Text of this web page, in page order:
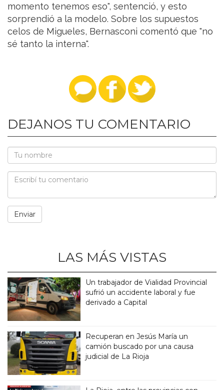
momento tenemos eso", sentenció, y esto
sorprendió a la modelo. Sobre los supuestos
celos de Migueles, Bernasconi comentó que "no
sé tanto la interna".
DEJANOS TU COMENTARIO
LAS MÁS VISTAS
Un trabajador de Vialidad Provincial
sufrió un accidente laboral y fue
derivado a Capital
Recuperan en Jesús María un
camión buscado por una causa
judicial de La Rioja